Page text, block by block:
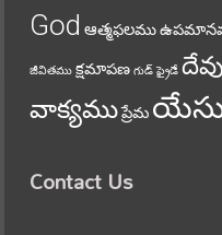
God ఆత్మఫలము
జీవితము క్షమాపణ గుడ్ ఫ్రైడే
వాక్యముప్రేమ యేసు
Contact Us